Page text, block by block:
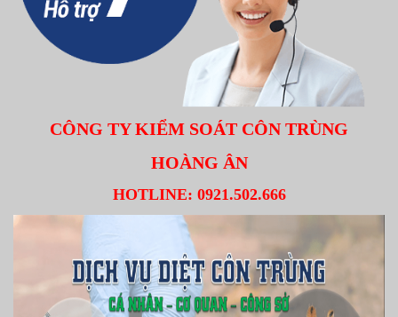
CÔNG TY KIỂM SOÁT CÔN TRÙNG
HOÀNG ÂN
HOTLINE: 0921.502.666